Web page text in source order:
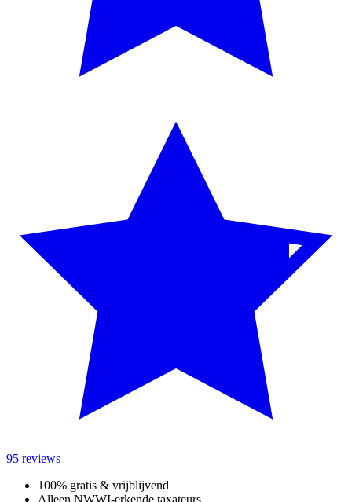
95 reviews
100% gratis & vrijblijvend
Alleen NWWI-erkende taxateurs